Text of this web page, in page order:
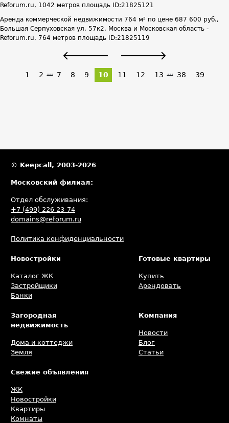
Reforum.ru, 1042 метров площадь ID:21825121
Аренда коммерческой недвижимости 764 м² по цене 687 600 руб.,
Большая Серпуховская ул, 57к2, Москва и Московская область -
Reforum.ru, 764 метров площадь ID:21825119
1 2 ... 7 8 9 10 11 12 13 ... 38 39
© Keepcall, 2003-2026
Московский филиал:
Отдел обслуживания:
+7 (499) 226 23-74
domains@reforum.ru
Политика конфиденциальности
Новостройки
Каталог ЖК
Застройщики
Банки
Готовые квартиры
Купить
Арендовать
Загородная
недвижимость
Дома и коттеджи
Земля
Компания
Новости
Блог
Статьи
Свежие объявления
ЖК
Новостройки
Квартиры
Комнаты